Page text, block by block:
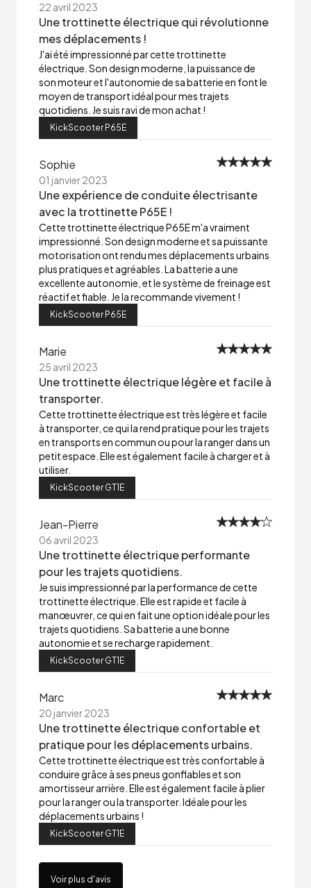
22 avril 2023
Une trottinette électrique qui révolutionne
mes déplacements !
J'ai été impressionné par cette trottinette
électrique. Son design moderne, la puissance de
son moteur et l'autonomie de sa batterie en font le
moyen de transport idéal pour mes trajets
quotidiens. Je suis ravi de mon achat !
KickScooter P65E
Sophie
01 janvier 2023
Une expérience de conduite électrisante
avec la trottinette P65E !
Cette trottinette électrique P65E m'a vraiment
impressionné. Son design moderne et sa puissante
motorisation ont rendu mes déplacements urbains
plus pratiques et agréables. La batterie a une
excellente autonomie, et le système de freinage est
réactif et fiable. Je la recommande vivement !
KickScooter P65E
Marie
25 avril 2023
Une trottinette électrique légère et facile à
transporter.
Cette trottinette électrique est très légère et facile
à transporter, ce qui la rend pratique pour les trajets
en transports en commun ou pour la ranger dans un
petit espace. Elle est également facile à charger et à
utiliser.
KickScooter GT1E
Jean-Pierre
06 avril 2023
Une trottinette électrique performante
pour les trajets quotidiens.
Je suis impressionné par la performance de cette
trottinette électrique. Elle est rapide et facile à
manœuvrer, ce qui en fait une option idéale pour les
trajets quotidiens. Sa batterie a une bonne
autonomie et se recharge rapidement.
KickScooter GT1E
Marc
20 janvier 2023
Une trottinette électrique confortable et
pratique pour les déplacements urbains.
Cette trottinette électrique est très confortable à
conduire grâce à ses pneus gonflables et son
amortisseur arrière. Elle est également facile à plier
pour la ranger ou la transporter. Idéale pour les
déplacements urbains !
KickScooter GT1E
Voir plus d'avis